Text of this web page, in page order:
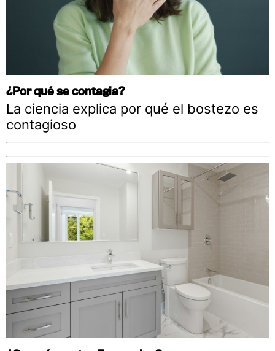
¿Por qué se contagia?
La ciencia explica por qué el bostezo es
contagioso